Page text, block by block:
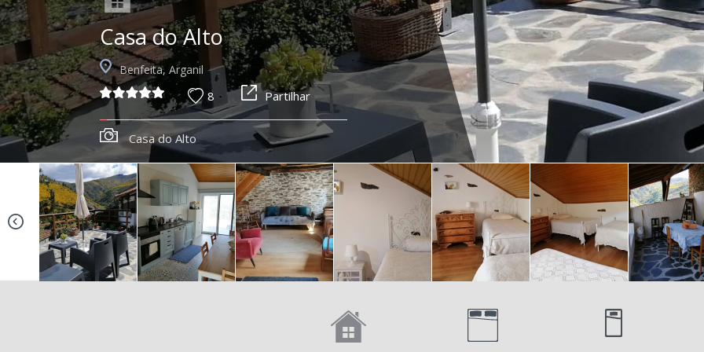
Casa do Alto
Benfeita, Arganil
8 Partilhar
Casa do Alto